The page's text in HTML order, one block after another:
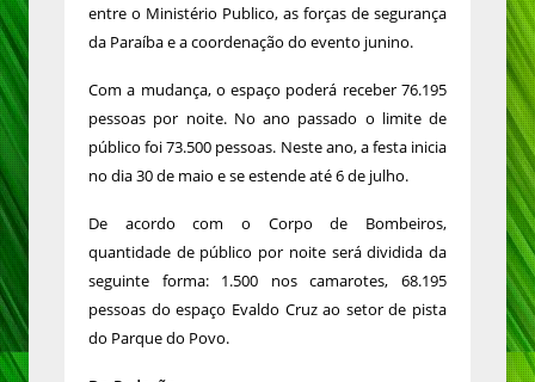
entre o Ministério Publico, as forças de segurança
da Paraíba e a coordenação do evento junino.
Com a mudança, o espaço poderá receber 76.195
pessoas por noite. No ano passado o limite de
público foi 73.500 pessoas. Neste ano, a festa inicia
no dia 30 de maio e se estende até 6 de julho.
De acordo com o Corpo de Bombeiros,
quantidade de público por noite será dividida da
seguinte forma: 1.500 nos camarotes, 68.195
pessoas do espaço Evaldo Cruz ao setor de pista
do Parque do Povo.